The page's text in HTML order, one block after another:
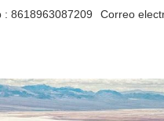
: 8618963087209 Correo